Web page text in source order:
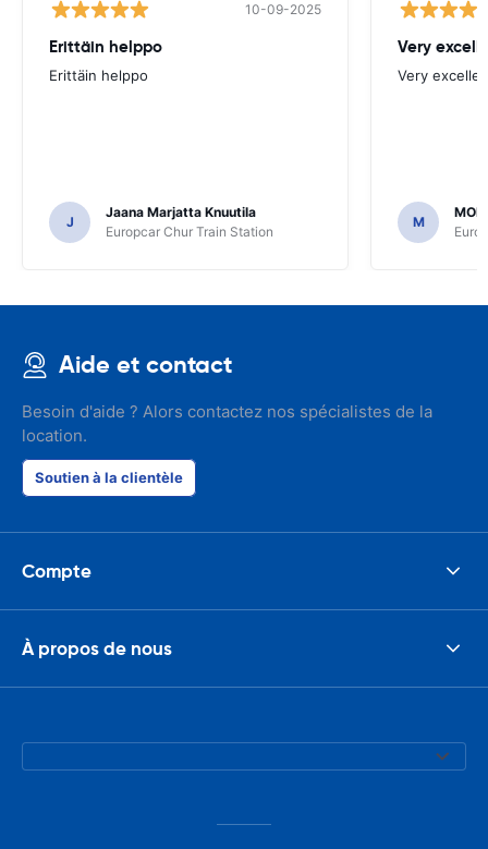
10-09-2025
Erittäin helppo
Erittäin helppo
J
Jaana Marjatta Knuutila
Europcar Chur Train Station
Very
Very
M
Aide et contact
Besoin d'aide ? Alors contactez nos spécialistes de la
location.
Soutien à la clientèle
Compte
À propos de nous